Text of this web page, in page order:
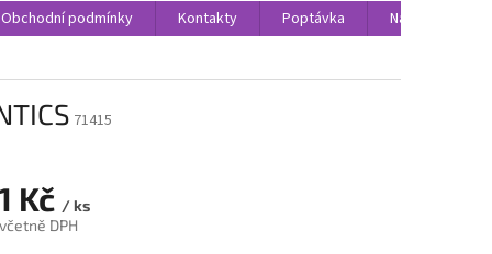
Obchodní podmínky Kontakty Poptávka Nákupní rádce
71415
Kč / ks
DPH